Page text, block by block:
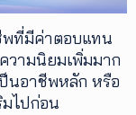
พที่มีค่าตอบแทน
วามนิยมเพิ่มมาก
นอาชีพหลัก หรือ
ไปก่อน